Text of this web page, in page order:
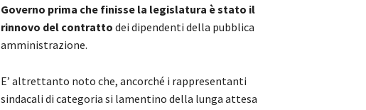
Governo prima che finisse la legislatura è stato il
rinnovo del contratto dei dipendenti della pubblica
amministrazione.
E’ altrettanto noto che, ancorché i rappresentanti
sindacali di categoria si lamentino della lunga attesa